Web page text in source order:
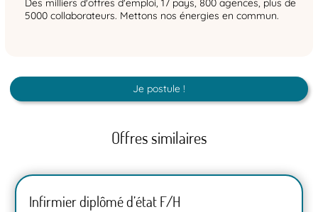
Des milliers d'offres d'emploi, 17 pays, 800 agences, plus de
5000 collaborateurs. Mettons nos énergies en commun.
Je postule !
Offres similaires
Infirmier diplômé d’état F/H